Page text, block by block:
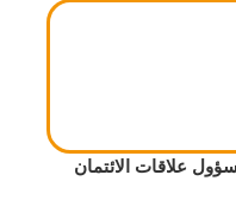
علاقات الائتمان